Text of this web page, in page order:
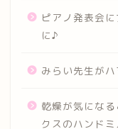
ピアノ発表会
に♪
みらい先生が
乾燥が気にな
クスのハンドミ